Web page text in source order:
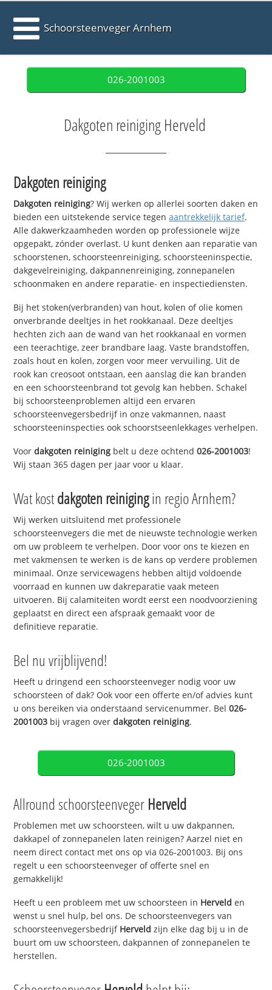
Schoorsteenveger Arnhem
026-2001003
Dakgoten reiniging Herveld
Dakgoten reiniging
Dakgoten reiniging? Wij werken op allerlei soorten daken en
bieden een uitstekende service tegenaantrekkelijk tarief.
Alle dakwerkzaamheden worden op professionele wijze
opgepakt, zónder overlast. U kunt denken aan reparatie van
schoorstenen, schoorsteenreiniging, schoorsteeninspectie,
dakgevelreiniging, dakpannenreiniging, zonnepanelen
schoonmaken en andere reparatie- en inspectiediensten.
Bij het stoken(verbranden) van hout, kolen of olie komen
onverbrande deeltjes in het rookkanaal. Deze deeltjes
hechten zich aan de wand van het rookkanaal en vormen
een teerachtige, zeer brandbare laag. Vaste brandstoffen,
zoals hout en kolen, zorgen voor meer vervuiling. Uit de
rook kan creosoot ontstaan, een aanslag die kan branden
en een schoorsteenbrand tot gevolg kan hebben. Schakel
bij schoorsteenproblemen altijd een ervaren
schoorsteenvegersbedrijf in onze vakmannen, naast
schoorsteeninspecties ook schoorstseenlekkages verhelpen.
Voordakgoten reiniging belt u deze ochtend026-2001003!
Wij staan 365 dagen per jaar voor u klaar.
Wat kostdakgoten reinigingin regio Arnhem?
Wij werken uitsluitend met professionele
schoorsteenvegers die met de nieuwste technologie werken
om uw probleem te verhelpen. Door voor ons te kiezen en
met vakmensen te werken is de kans op verdere problemen
minimaal. Onze servicewagens hebben altijd voldoende
voorraad en kunnen uw dakreparatie vaak meteen
uitvoeren. Bij calamiteiten wordt eerst een noodvoorziening
geplaatst en direct een afspraak gemaakt voor de
definitieve reparatie.
Bel nu vrijblijvend!
Heeft u dringend een schoorsteenveger nodig voor uw
schoorsteen of dak? Ook voor een offerte en/of advies kunt
u ons bereiken via onderstaand servicenummer. Bel026-
2001003 bij vragen overdakgoten reiniging.
026-2001003
Allround schoorsteenveger Herveld
Problemen met uw schoorsteen, wilt u uw dakpannen,
dakkapel of zonnepanelen laten reinigen? Aarzel niet en
neem direct contact met ons op via 026-2001003. Bij ons
regelt u een schoorsteenveger of offerte snel en
gemakkelijk!
Heeft u een probleem met uw schoorsteen in Herveld en
wenst u snel hulp, bel ons. De schoorsteenvegers van
schoorsteenvegersbedrijf Herveld zijn elke dag bij u in de
buurt om uw schoorsteen, dakpannen of zonnepanelen te
herstellen.